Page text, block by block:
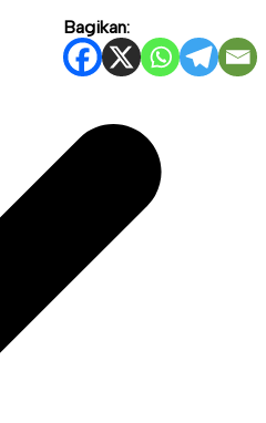
Bagikan: